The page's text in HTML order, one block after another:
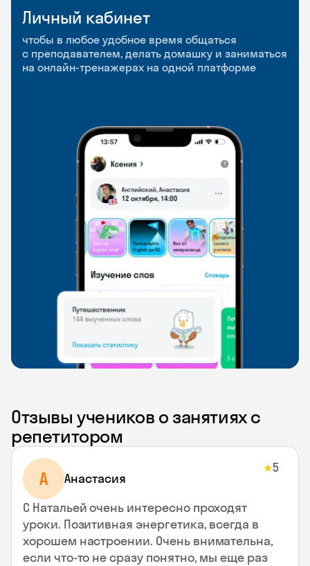
Личный кабинет
чтобы в любое удобное время общаться
с преподавателем, делать домашку и заниматься
на онлайн-тренажерах на одной платформе
Мобильное
приложение
чтобы заниматься и изучать новые слова где
и когда удобно
Разговорные клубы
и Talks
Групповые занятия для разговорной практики
и индивидуальные встречи с преподавателями
Отзывы учеников о занятиях с
репетитором
А Анастасия
★5
С Натальей очень интересно проходят
уроки. Позитивная энергетика, всегда в
хорошем настроении. Очень внимательна,
если что-то не сразу понятно, мы еще раз